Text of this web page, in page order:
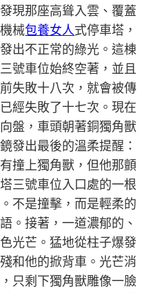
現那座高聳入雲、覆蓋
械包養女人式停車塔，
出不正常的綠光。這棟
號車位始終空著，並且
失敗十八次，就會被傳
經失敗了十七次。現在
盤，車頭朝著銅獨角獸
發出最後的溫柔提醒：
撞上獨角獸，但他那顫
三號車位入口處的一根
不是撞擊，而是輕柔的
。接著，一道濃郁的、
光芒。猛地從柱子爆發
和他的掀背車。光芒消
只剩下獨角獸雕像一臉